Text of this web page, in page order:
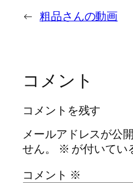
← 粗品さんの動画
コメント
コメントを残す
メールアドレスが公
せん。
※ が付いてい
コメント ※